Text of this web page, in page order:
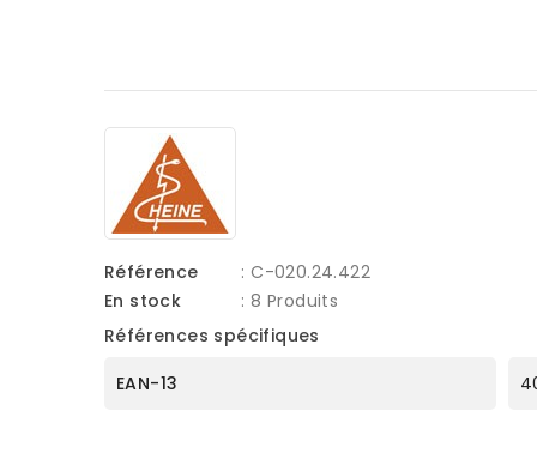
Référence
: C-020.24.422
En stock
: 8 Produits
Références spécifiques
EAN-13